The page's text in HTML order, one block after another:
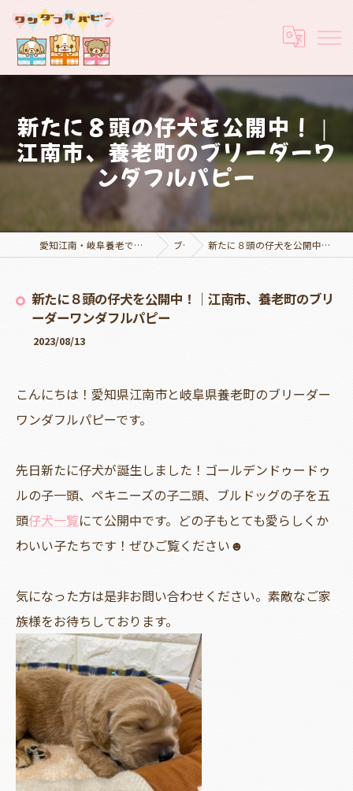
新たに８頭の仔犬を公開中！｜
江南市、養老町のブリーダーワ
ンダフルパピー
愛知江南・岐阜養老でブリーダーなら実績豊富なワンダフルパピー ブログ 新たに８頭の仔犬を公開中！｜江南市、養老町のブリーダーワンダフルパピー
新たに８頭の仔犬を公開中！｜江南市、養老町のブリ
ーダーワンダフルパピー
2023/08/13
こんにちは！愛知県江南市と岐阜県養老町のブリーダー
ワンダフルパピーです。
先日新たに仔犬が誕生しました！ゴールデンドゥードゥ
ルの子一頭、ペキニーズの子二頭、ブルドッグの子を五
頭仔犬一覧にて公開中です。どの子もとても愛らしくか
わいい子たちです！ぜひご覧ください☻
気になった方は是非お問い合わせください。素敵なご家
族様をお待ちしております。